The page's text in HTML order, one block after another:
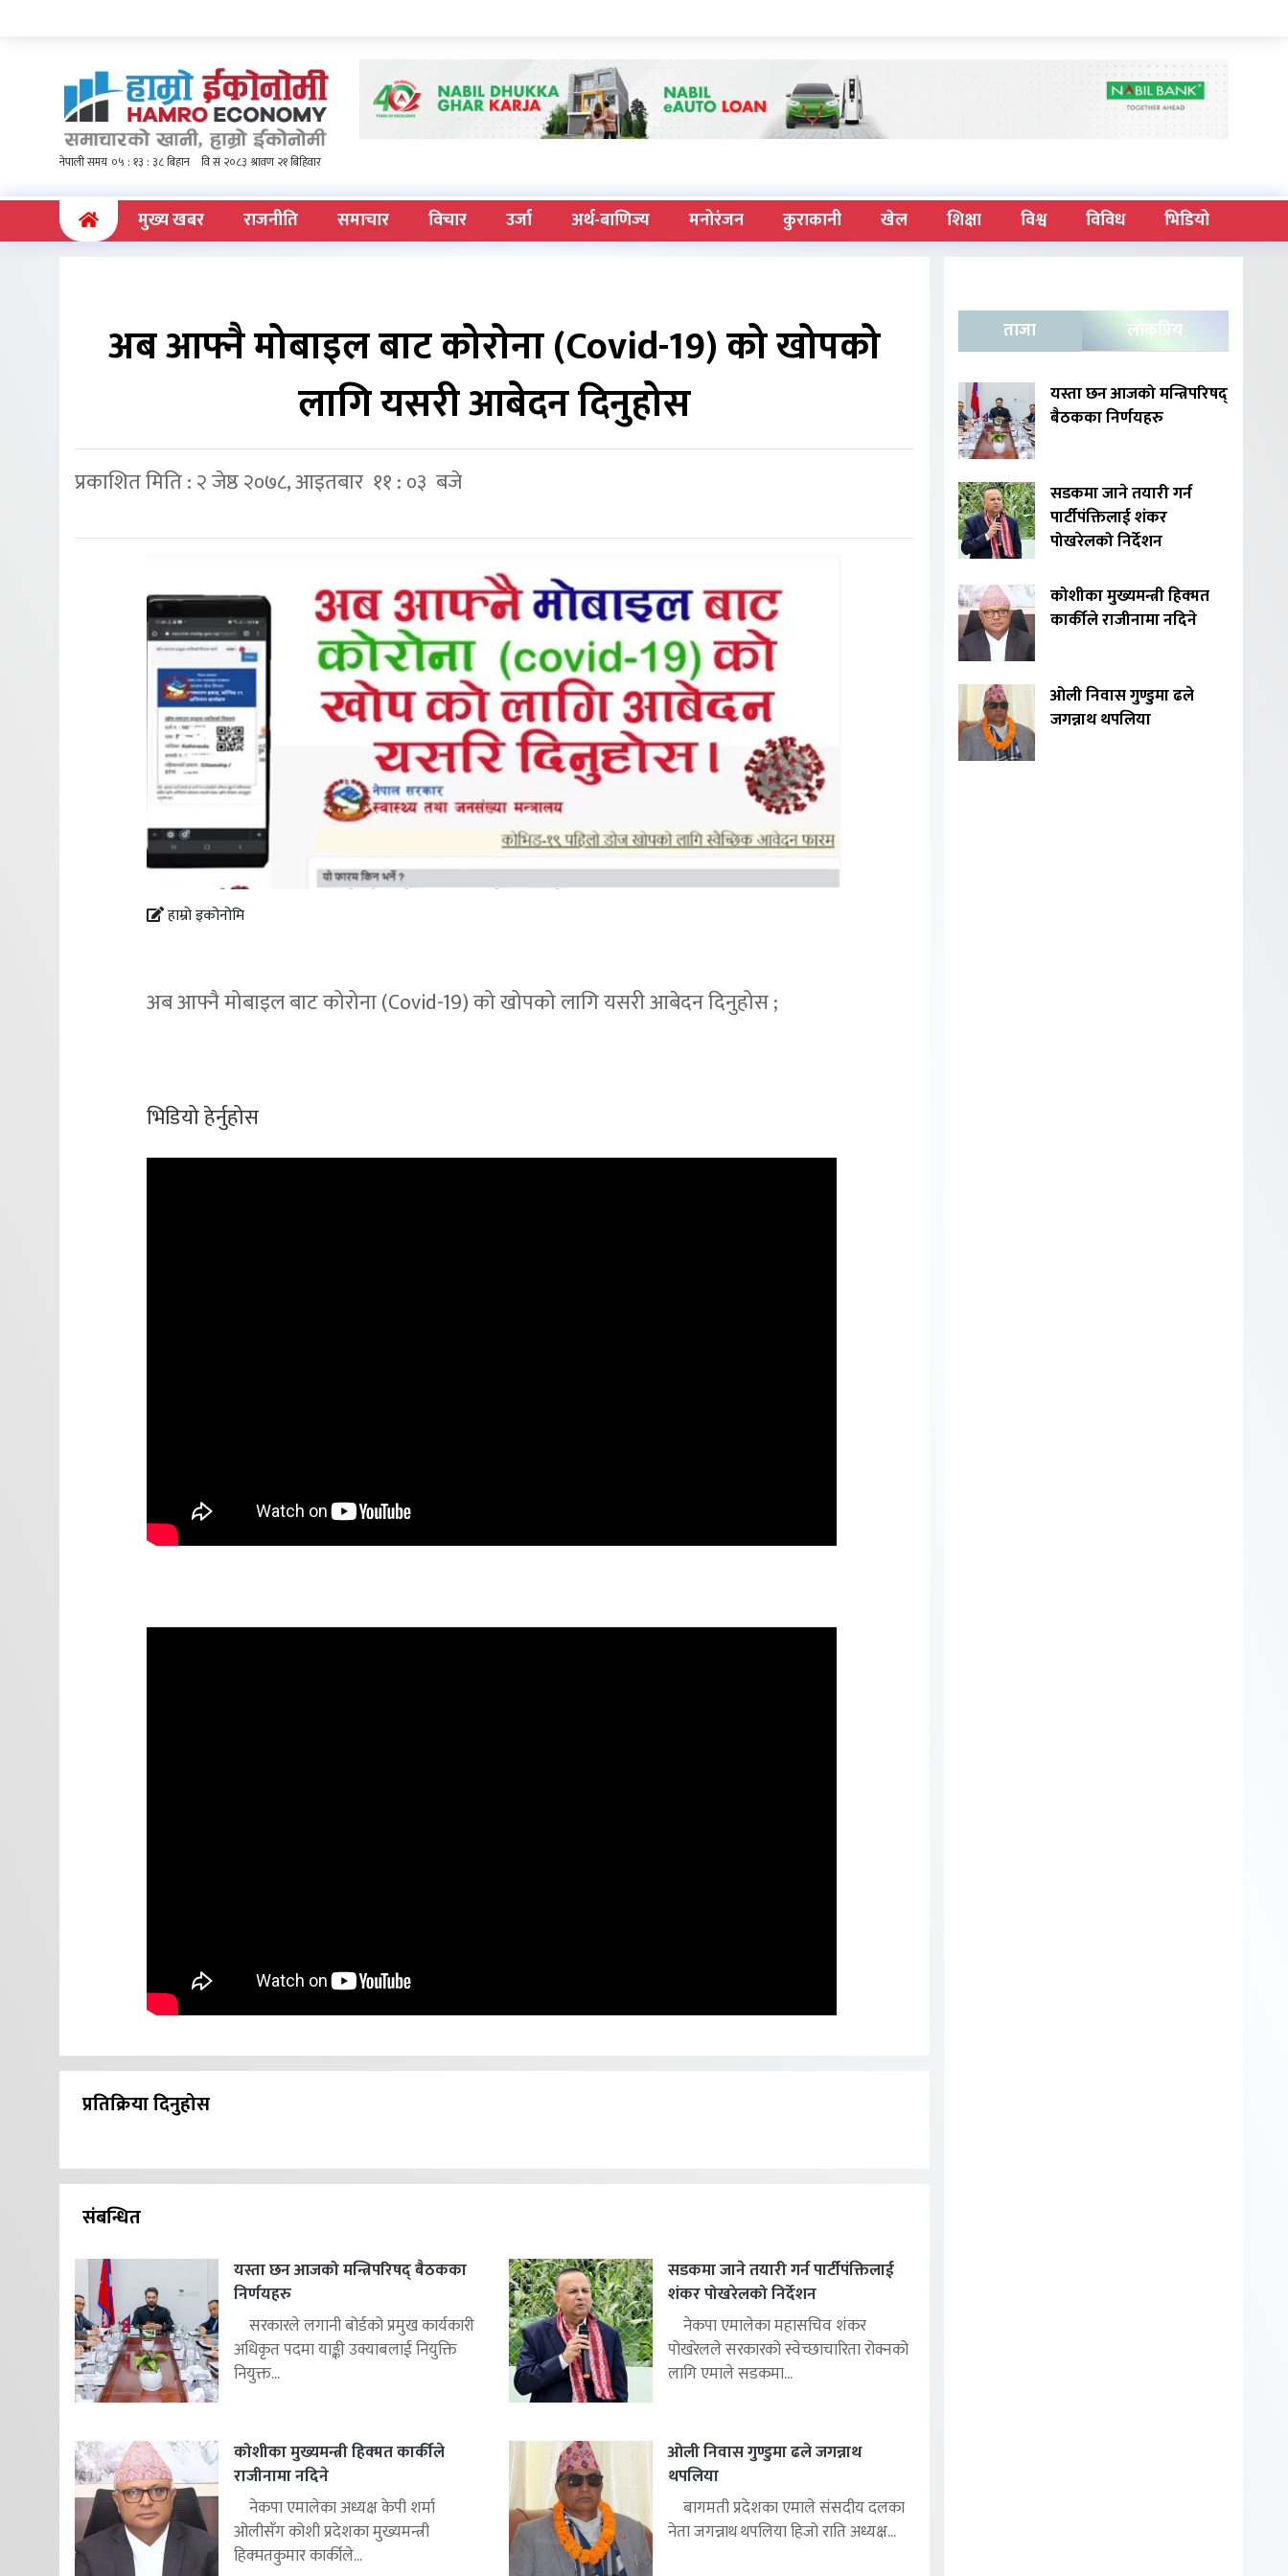
(current)मुख्य खबर राजनीति समाचार विचार उर्जा अर्थ-बाणिज्य मनोरंजन कुराकानी खेल शिक्षा विश्व विविध भिडियो
अब आफ्नै मोबाइल बाट कोरोना (Covid-19) को खोपको
लागि यसरी आबेदन दिनुहोस
प्रकाशित मिति : २ जेष्ठ २०७८, आइतबार ११ : ०३ बजे
हाम्रो इकोनोमि
अब आफ्नै मोबाइल बाट कोरोना (Covid-19) को खोपको लागि यसरी आबेदन दिनुहोस ;
भिडियो हेर्नुहोस
प्रतिक्रिया दिनुहोस
संबन्धित
यस्ता छन आजको मन्त्रिपरिषद् बैठकका
निर्णयहरु
सरकारले लगानी बोर्डको प्रमुख कार्यकारी
अधिकृत पदमा याङ्की उक्याबलाई नियुक्ति
नियुक्त...
सडकमा जाने तयारी गर्न पार्टीपंक्तिलाई
शंकर पोखरेलको निर्देशन
नेकपा एमालेका महासचिव शंकर
पोखरेलले सरकारको स्वेच्छाचारिता रोक्नको
लागि एमाले सडकमा...
कोशीका मुख्यमन्त्री हिक्मत कार्कीले
राजीनामा नदिने
नेकपा एमालेका अध्यक्ष केपी शर्मा
ओलीसँग कोशी प्रदेशका मुख्यमन्त्री
हिक्मतकुमार कार्कीले...
ओली निवास गुण्डुमा ढले जगन्नाथ
थपलिया
बागमती प्रदेशका एमाले संसदीय दलका
नेता जगन्नाथ थपलिया हिजो राति अध्यक्ष...
ताजा लोकप्रिय
यस्ता छन आजको मन्त्रिपरिषद्
बैठकका निर्णयहरु
सडकमा जाने तयारी गर्न
पार्टीपंक्तिलाई शंकर
पोखरेलको निर्देशन
कोशीका मुख्यमन्त्री हिक्मत
कार्कीले राजीनामा नदिने
ओली निवास गुण्डुमा ढले
जगन्नाथ थपलिया